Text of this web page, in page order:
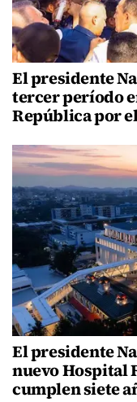
El presidente
tercer período
República por
El presidente
nuevo Hospital
cumplen siete